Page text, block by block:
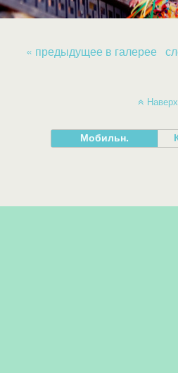
« предыдущее в галерее
Наверх
Мобильн.